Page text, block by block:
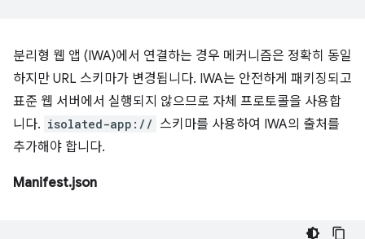
분리형 웹 앱 (IWA)에서 연결하는 경우 메커니즘은 정확히 동일
하지만 URL 스키마가 변경됩니다. IWA는 안전하게 패키징되고
표준 웹 서버에서 실행되지 않으므로 자체 프로토콜을 사용합
니다. isolated-app:// 스키마를 사용하여 IWA의 출처를
추가해야 합니다.
Manifest.json